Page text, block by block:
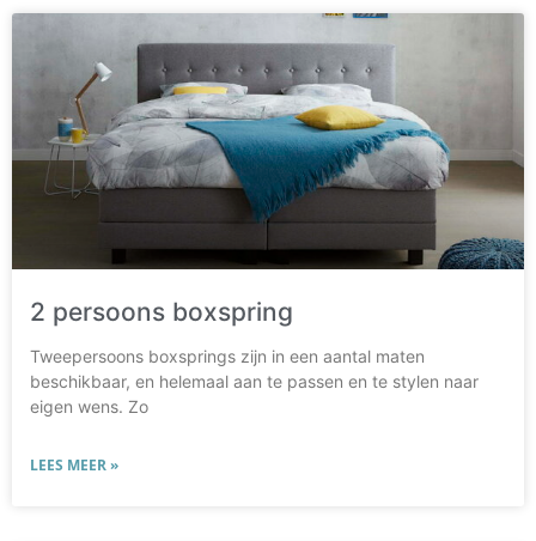
2 persoons boxspring
Tweepersoons boxsprings zijn in een aantal maten
beschikbaar, en helemaal aan te passen en te stylen naar
eigen wens. Zo
LEES MEER »